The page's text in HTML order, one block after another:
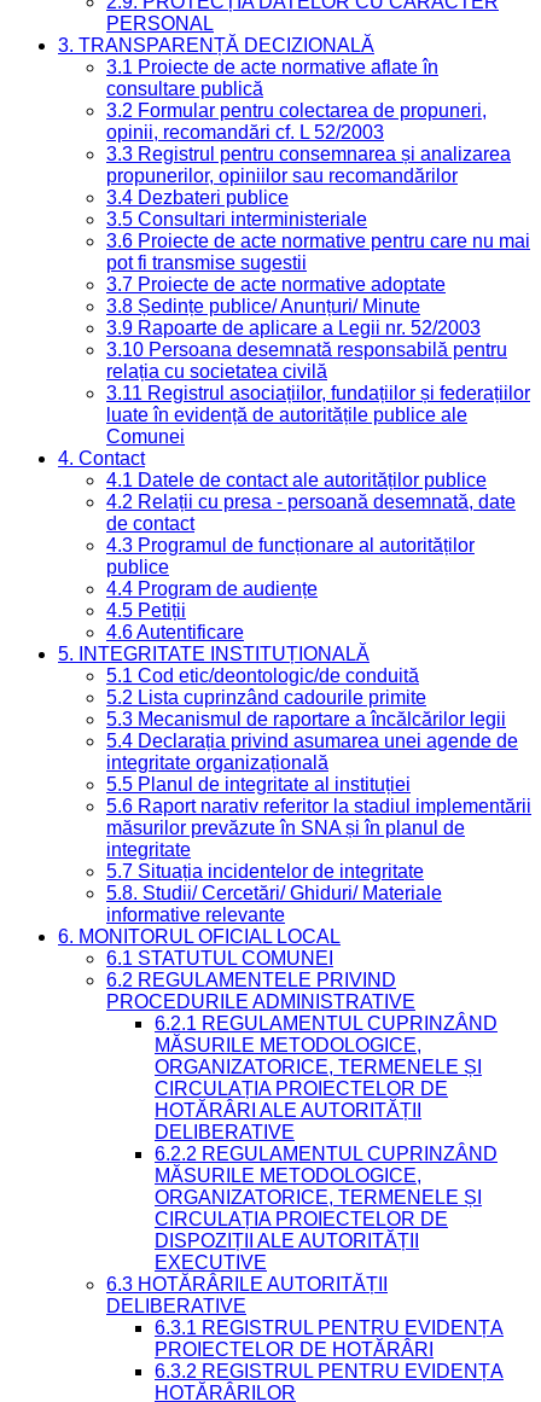
PERSONAL
3. TRANSPARENȚĂ DECIZIONALĂ
3.1 Proiecte de acte normative aflate în
consultare publică
3.2 Formular pentru colectarea de propuneri,
opinii, recomandări cf. L 52/2003
3.3 Registrul pentru consemnarea și analizarea
propunerilor, opiniilor sau recomandărilor
3.4 Dezbateri publice
3.5 Consultari interministeriale
3.6 Proiecte de acte normative pentru care nu mai
pot fi transmise sugestii
3.7 Proiecte de acte normative adoptate
3.8 Ședințe publice/ Anunțuri/ Minute
3.9 Rapoarte de aplicare a Legii nr. 52/2003
3.10 Persoana desemnată responsabilă pentru
relația cu societatea civilă
3.11 Registrul asociațiilor, fundațiilor și federațiilor
luate în evidență de autoritățile publice ale
Comunei
4. Contact
4.1 Datele de contact ale autorităților publice
4.2 Relații cu presa - persoană desemnată, date
de contact
4.3 Programul de funcționare al autorităților
publice
4.4 Program de audiențe
4.5 Petiții
4.6 Autentificare
5. INTEGRITATE INSTITUȚIONALĂ
5.1 Cod etic/deontologic/de conduită
5.2 Lista cuprinzând cadourile primite
5.3 Mecanismul de raportare a încălcărilor legii
5.4 Declarația privind asumarea unei agende de
integritate organizațională
5.5 Planul de integritate al instituției
5.6 Raport narativ referitor la stadiul implementării
măsurilor prevăzute în SNA și în planul de
integritate
5.7 Situația incidentelor de integritate
5.8. Studii/ Cercetări/ Ghiduri/ Materiale
informative relevante
6. MONITORUL OFICIAL LOCAL
6.1 STATUTUL COMUNEI
6.2 REGULAMENTELE PRIVIND
PROCEDURILE ADMINISTRATIVE
6.2.1 REGULAMENTUL CUPRINZÂND
MĂSURILE METODOLOGICE,
ORGANIZATORICE, TERMENELE ȘI
CIRCULAȚIA PROIECTELOR DE
HOTĂRÂRI ALE AUTORITĂȚII
DELIBERATIVE
6.2.2 REGULAMENTUL CUPRINZÂND
MĂSURILE METODOLOGICE,
ORGANIZATORICE, TERMENELE ȘI
CIRCULAȚIA PROIECTELOR DE
DISPOZIȚII ALE AUTORITĂȚII
EXECUTIVE
6.3 HOTĂRÂRILE AUTORITĂȚII
DELIBERATIVE
6.3.1 REGISTRUL PENTRU EVIDENȚA
PROIECTELOR DE HOTĂRÂRI
6.3.2 REGISTRUL PENTRU EVIDENȚA
HOTĂRÂRILOR